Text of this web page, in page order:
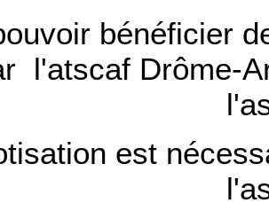
bénéficier
l'atscaf Drôme-
est